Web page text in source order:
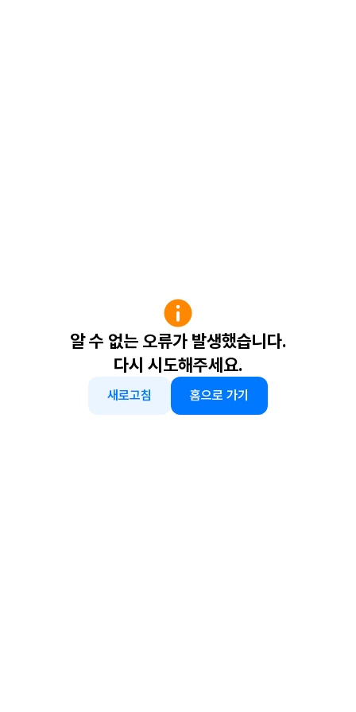
알 수 없는 오류가 발생했습니다.
다시 시도해주세요.
새로고침 홈으로 가기